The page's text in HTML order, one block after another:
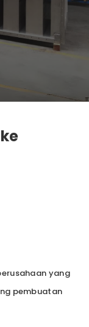
yang
pembuatan